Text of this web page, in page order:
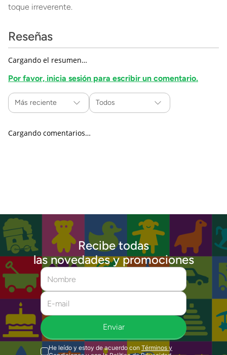
toque irreverente.
Reseñas
Cargando el resumen…
Por favor, inicia sesión para escribir un comentario.
Más reciente Todos
Cargando comentarios…
Recibe todas
las novedades y promociones
Enviar
He leído y estoy de acuerdo con Términos y